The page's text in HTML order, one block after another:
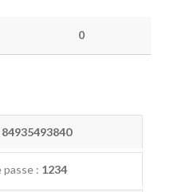
0
84935493840
passe : 1234